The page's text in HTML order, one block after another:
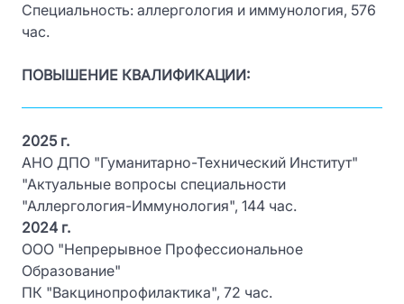
Специальность: аллергология и иммунология, 576
час.
ПОВЫШЕНИЕ КВАЛИФИКАЦИИ:
2025 г.
АНО ДПО "Гуманитарно-Технический Институт"
"Актуальные вопросы специальности
"Аллергология-Иммунология", 144 час.
2024 г.
ООО "Непрерывное Профессиональное
Образование"
ПК "Вакцинопрофилактика", 72 час.